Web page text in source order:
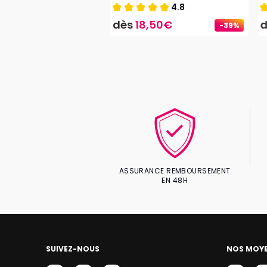
-39%
4.8
dès18,50€
ASSURANCE REMBOURSEMENT
EN 48H
SUIVEZ-NOUS NOS